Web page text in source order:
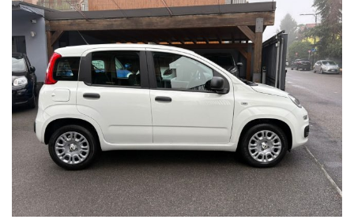
L'onere di verifica è riservato all'acquirente.